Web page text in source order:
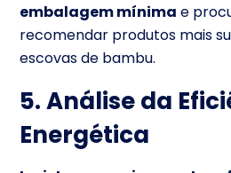
embalagem mínima e
recomendar produtos mais
escovas de bambu.
5. Análise da
Energética